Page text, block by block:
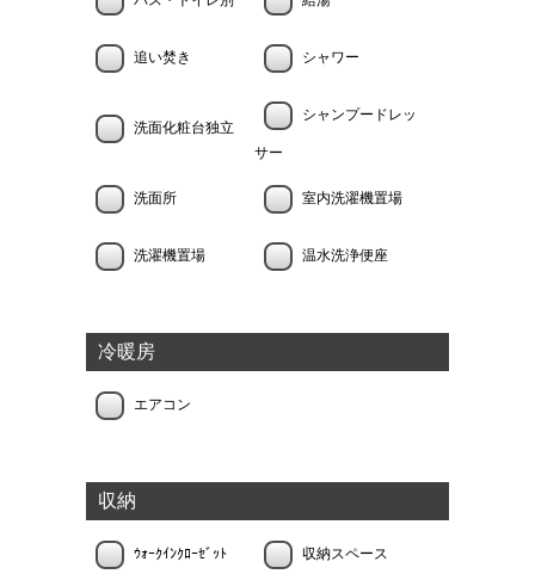
追い焚き シャワー
洗面化粧台独立
シャンプードレッ
サー
洗面所 室内洗濯機置場
洗濯機置場 温水洗浄便座
冷暖房
エアコン
収納
ｳｫｰｸｲﾝｸﾛｰｾﾞｯﾄ 収納スペース